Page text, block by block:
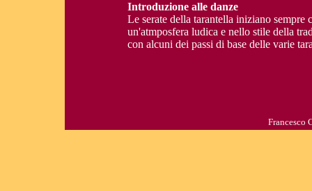
Introduzione alle danze
Le serate della tarantella iniziano
un'atmposfera ludica e nello stile della
con alcuni dei passi di base delle varie
Francesco